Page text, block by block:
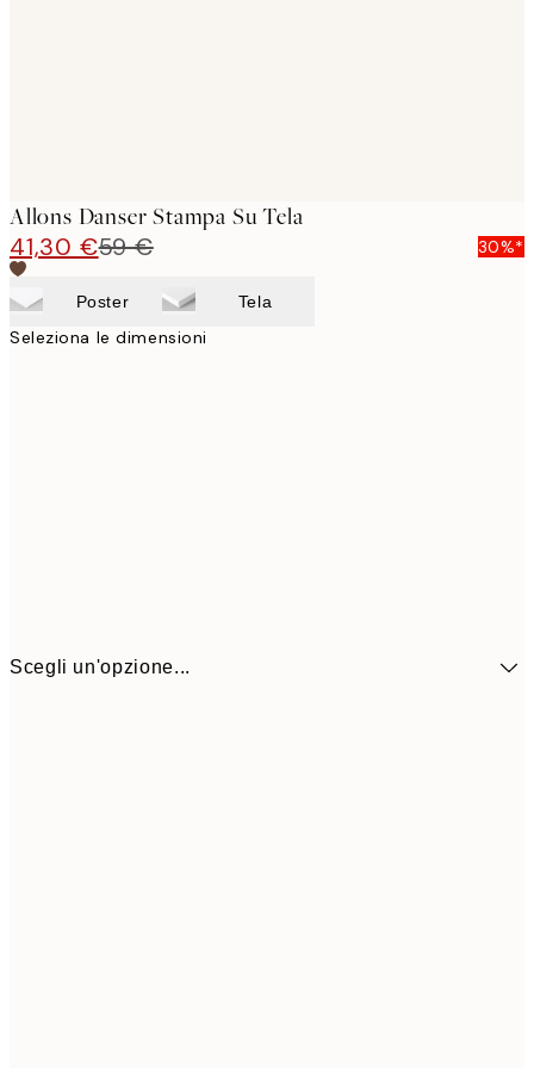
Allons Danser Stampa Su Tela
41,30 €59 € 30%*
Poster Tela
Seleziona le dimensioni
Scegli un'opzione...